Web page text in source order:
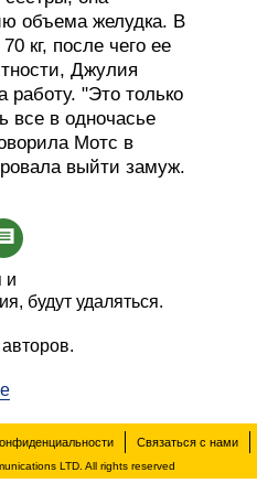
объема желудка. В
кг, после чего ее
Джулия
работу. "Это только
все в одночасье
Мотс в
выйти замуж.
и
будут удаляться.
Связаться с нами
LTD. All rights reserved